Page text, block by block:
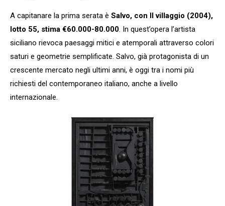
A capitanare la prima serata è Salvo, con Il villaggio (2004),
lotto 55, stima €60.000-80.000. In quest’opera l’artista
siciliano rievoca paesaggi mitici e atemporali attraverso colori
saturi e geometrie semplificate. Salvo, già protagonista di un
crescente mercato negli ultimi anni, è oggi tra i nomi più
richiesti del contemporaneo italiano, anche a livello
internazionale.